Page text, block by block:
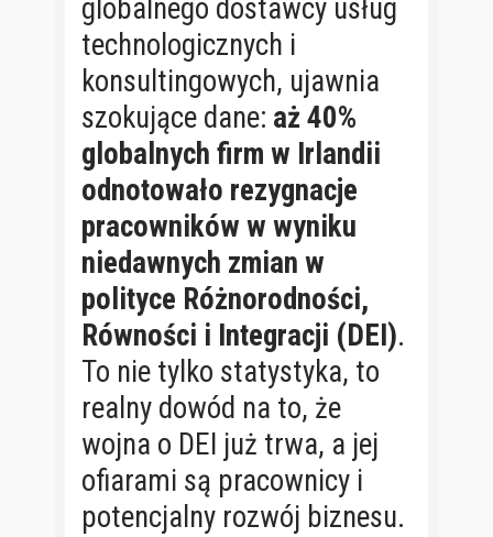
globalnego dostawcy usług
technologicznych i
konsultingowych, ujawnia
szokujące dane: aż 40%
globalnych firm w Irlandii
odnotowało rezygnacje
pracowników w wyniku
niedawnych zmian w
polityce Różnorodności,
Równości i Integracji (DEI).
To nie tylko statystyka, to
realny dowód na to, że
wojna o DEI już trwa, a jej
ofiarami są pracownicy i
potencjalny rozwój biznesu.